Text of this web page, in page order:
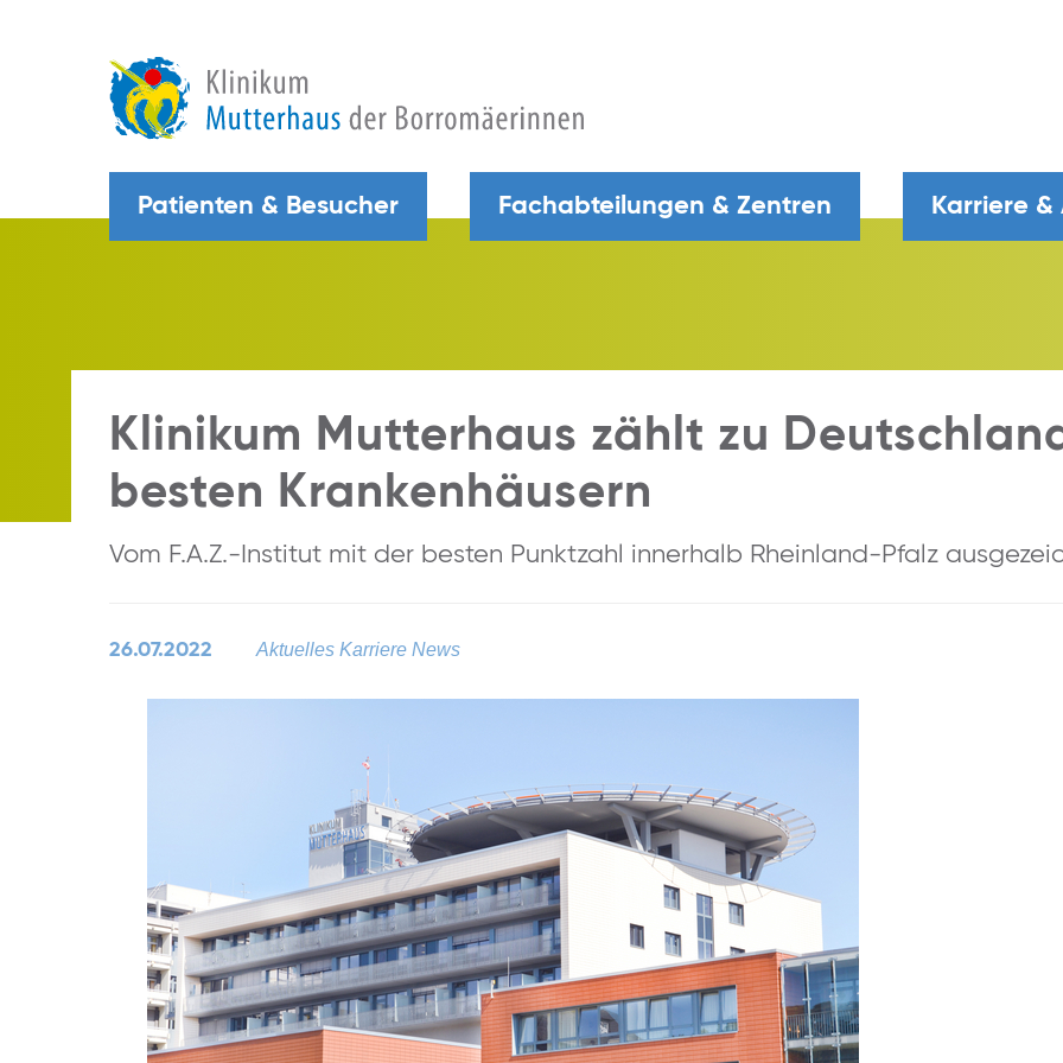
Patienten & Besucher Fachabteilungen & Zentren Karriere
Klinikum Mutterhaus zählt zu
besten Krankenhäusern
Vom F.A.Z.-Institut mit der besten Punktzahl innerhalb Rheinland-Pfalz
26.07.2022 Aktuelles Karriere News